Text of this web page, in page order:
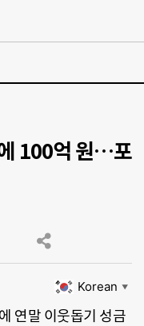
100억 원…포
Korean ▼
연말 이웃돕기 성금